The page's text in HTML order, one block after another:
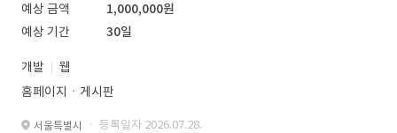
예상 금액
1,000,000원
예상 기간
30일
개발
웹
홈페이지ㆍ게시판
서울특별시 · 등록일자 2026.07.28.